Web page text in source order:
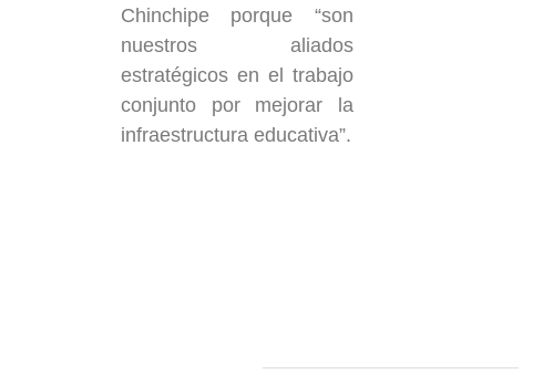
Chinchipe porque “son
nuestros aliados
estratégicos en el trabajo
conjunto por mejorar la
infraestructura educativa”.
Webmail